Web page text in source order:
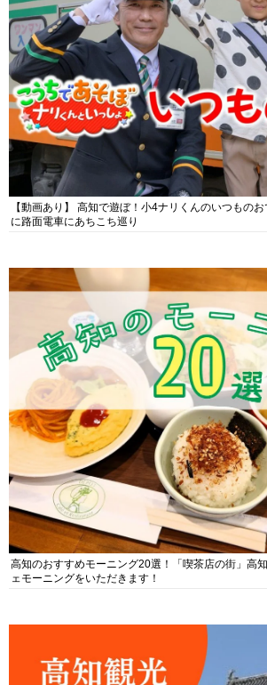
【動画あり】 高知で遊ぼ！小4ナリくんのいつもの
に路面電車にあちこち巡り
高知のおすすめモーニング20選！「喫茶店の街」高
ェモーニングをいただきます！